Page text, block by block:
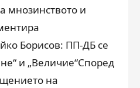
мнозинството и
Борисов: ПП-ДБ се
и „Величие“Според
на